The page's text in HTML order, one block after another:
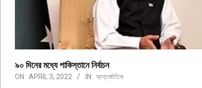
৯০ দিনের মধ্যে পাকিস্তানে নির্বাচন
ON: APRIL 3, 2022 IN: আন্তর্জাতিক